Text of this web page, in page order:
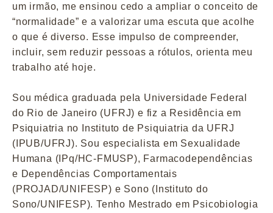
um irmão, me ensinou cedo a ampliar o conceito de
“normalidade” e a valorizar uma escuta que acolhe
o que é diverso. Esse impulso de compreender,
incluir, sem reduzir pessoas a rótulos, orienta meu
trabalho até hoje.
Sou médica graduada pela Universidade Federal
do Rio de Janeiro (UFRJ) e fiz a Residência em
Psiquiatria no Instituto de Psiquiatria da UFRJ
(IPUB/UFRJ). Sou especialista em Sexualidade
Humana (IPq/HC-FMUSP), Farmacodependências
e Dependências Comportamentais
(PROJAD/UNIFESP) e Sono (Instituto do
Sono/UNIFESP). Tenho Mestrado em Psicobiologia